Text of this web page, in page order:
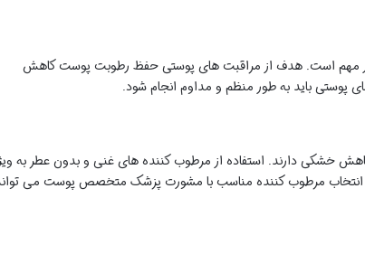
مهم است. هدف از مراقبت های پوستی حفظ رطوبت پوست کاهش
باید به طور منظم و مداوم انجام شود.
خشکی دارند. استفاده از مرطوب کننده های غنی و بدون عطر به
انتخاب مرطوب کننده مناسب با مشورت پزشک متخصص پوست می